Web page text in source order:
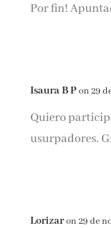
Por fin!
Isaura B Pon 29
Quiero
usurpadores.
Lorizaron 29 de